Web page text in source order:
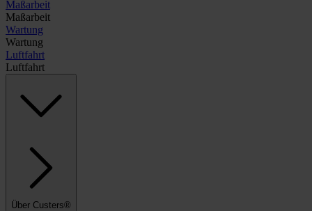
Maßarbeit
Maßarbeit
Wartung
Wartung
Luftfahrt
Luftfahrt
Über Custers®